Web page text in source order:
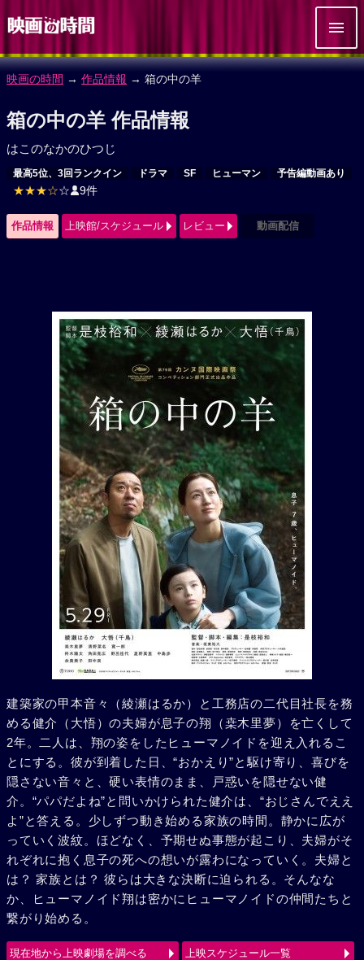
映画の時間 → 作品情報 → 箱の中の羊
箱の中の羊 作品情報
はこのなかのひつじ
最高5位、3回ランクイン ドラマ SF ヒューマン 予告編動画あり
★★★☆☆ 9件
作品情報 上映館/スケジュール レビュー 動画配信
建築家の甲本音々（綾瀬はるか）と工務店の二代目社長を務
める健介（大悟）の夫婦が息子の翔（桒木里夢）を亡くして
2年。二人は、翔の姿をしたヒューマノイドを迎え入れるこ
とにする。彼が到着した日、“おかえり”と駆け寄り、喜びを
隠さない音々と、硬い表情のまま、戸惑いを隠せない健
介。“パパだよね”と問いかけられた健介は、“おじさんでええ
よ”と答える。少しずつ動き始める家族の時間。静かに広が
っていく波紋。ほどなく、予期せぬ事態が起こり、夫婦がそ
れぞれに抱く息子の死への想いが露わになっていく。夫婦と
は？ 家族とは？ 彼らは大きな決断に迫られる。そんなな
か、ヒューマノイド翔は密かにヒューマノイドの仲間たちと
繋がり始める。
現在地から上映劇場を調べる 上映スケジュール一覧